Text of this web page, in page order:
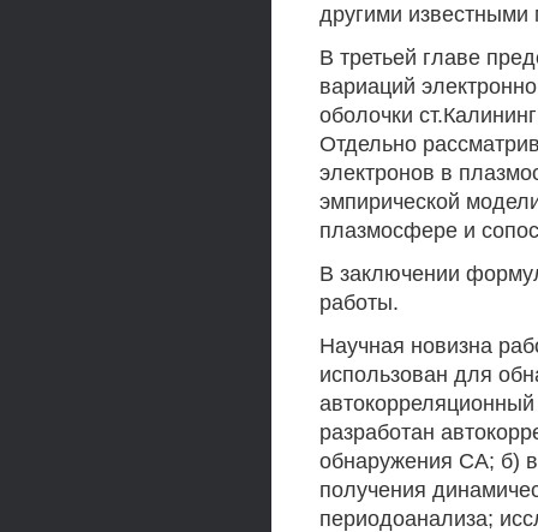
другими известными
В третьей главе
вариаций
оболочки
Отдельно
электронов в
эмпирической
плазмосфере и
В заключении
работы.
Научная новизна
использован для
разработан
обнаружения СА; б)
получения
периодоанализа;